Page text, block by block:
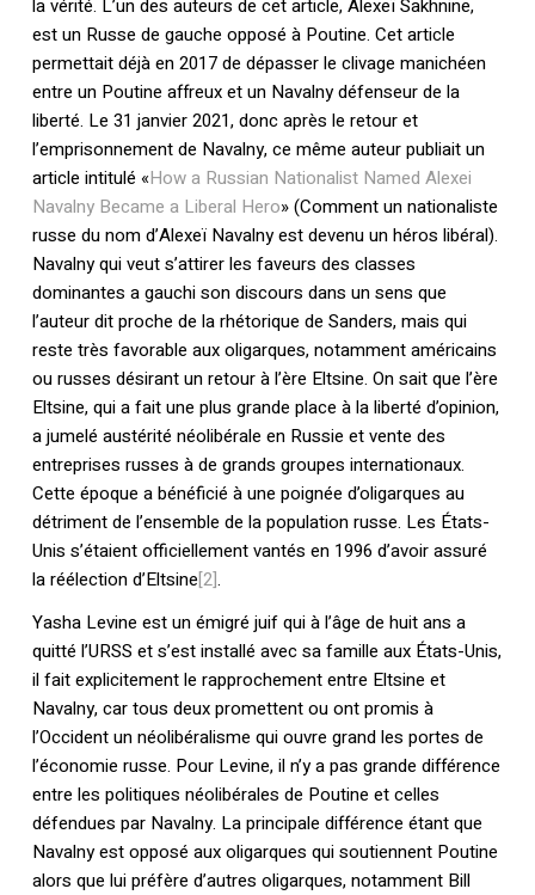
la vérité. L’un des auteurs de cet article, Alexeï Sakhnine,
est un Russe de gauche opposé à Poutine. Cet article
permettait déjà en 2017 de dépasser le clivage manichéen
entre un Poutine affreux et un Navalny défenseur de la
liberté. Le 31 janvier 2021, donc après le retour et
l’emprisonnement de Navalny, ce même auteur publiait un
article intitulé «How a Russian Nationalist Named Alexei
Navalny Became a Liberal Hero» (Comment un nationaliste
russe du nom d’Alexeï Navalny est devenu un héros libéral).
Navalny qui veut s’attirer les faveurs des classes
dominantes a gauchi son discours dans un sens que
l’auteur dit proche de la rhétorique de Sanders, mais qui
reste très favorable aux oligarques, notamment américains
ou russes désirant un retour à l’ère Eltsine. On sait que l’ère
Eltsine, qui a fait une plus grande place à la liberté d’opinion,
a jumelé austérité néolibérale en Russie et vente des
entreprises russes à de grands groupes internationaux.
Cette époque a bénéficié à une poignée d’oligarques au
détriment de l’ensemble de la population russe. Les États-
Unis s’étaient officiellement vantés en 1996 d’avoir assuré
la réélection d’Eltsine[2].
Yasha Levine est un émigré juif qui à l’âge de huit ans a
quitté l’URSS et s’est installé avec sa famille aux États-Unis,
il fait explicitement le rapprochement entre Eltsine et
Navalny, car tous deux promettent ou ont promis à
l’Occident un néolibéralisme qui ouvre grand les portes de
l’économie russe. Pour Levine, il n’y a pas grande différence
entre les politiques néolibérales de Poutine et celles
défendues par Navalny. La principale différence étant que
Navalny est opposé aux oligarques qui soutiennent Poutine
alors que lui préfère d’autres oligarques, notamment Bill